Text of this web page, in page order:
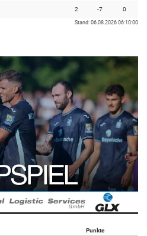
2 -7 0
Stand: 06.08.2026 06:10:00
Punkte